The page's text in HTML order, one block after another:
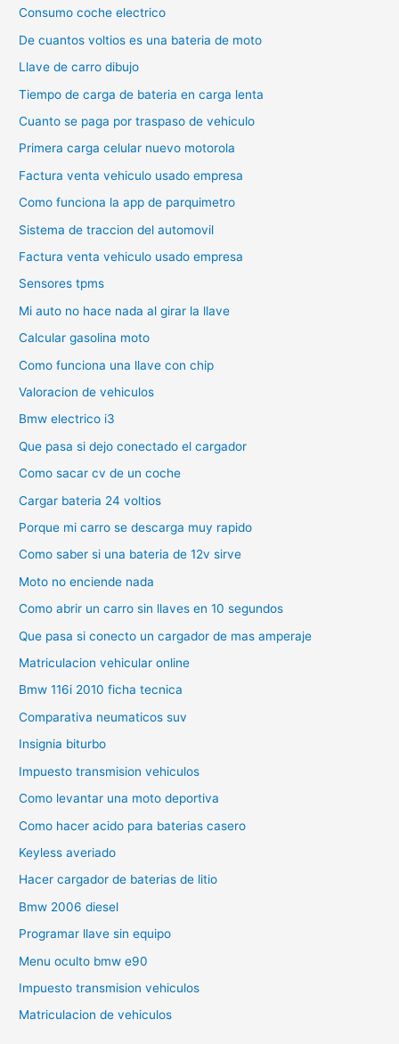
Consumo coche electrico
De cuantos voltios es una bateria de moto
Llave de carro dibujo
Tiempo de carga de bateria en carga lenta
Cuanto se paga por traspaso de vehiculo
Primera carga celular nuevo motorola
Factura venta vehiculo usado empresa
Como funciona la app de parquimetro
Sistema de traccion del automovil
Factura venta vehiculo usado empresa
Sensores tpms
Mi auto no hace nada al girar la llave
Calcular gasolina moto
Como funciona una llave con chip
Valoracion de vehiculos
Bmw electrico i3
Que pasa si dejo conectado el cargador
Como sacar cv de un coche
Cargar bateria 24 voltios
Porque mi carro se descarga muy rapido
Como saber si una bateria de 12v sirve
Moto no enciende nada
Como abrir un carro sin llaves en 10 segundos
Que pasa si conecto un cargador de mas amperaje
Matriculacion vehicular online
Bmw 116i 2010 ficha tecnica
Comparativa neumaticos suv
Insignia biturbo
Impuesto transmision vehiculos
Como levantar una moto deportiva
Como hacer acido para baterias casero
Keyless averiado
Hacer cargador de baterias de litio
Bmw 2006 diesel
Programar llave sin equipo
Menu oculto bmw e90
Impuesto transmision vehiculos
Matriculacion de vehiculos